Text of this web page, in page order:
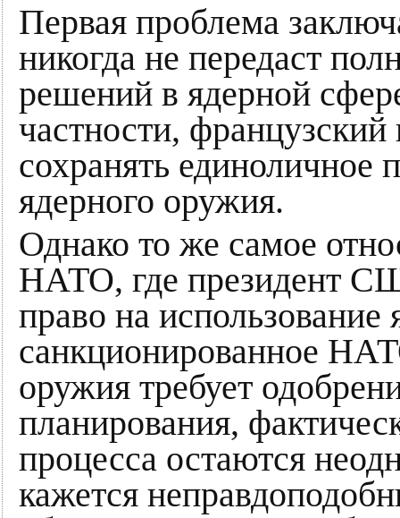
Первая проблема
никогда не передаст
решений в ядерной
частности, французский
сохранять единоличное
ядерного оружия.
Однако то же самое
НАТО, где президент
право на
санкционированное
оружия требует
планирования,
процесса остаются
кажется